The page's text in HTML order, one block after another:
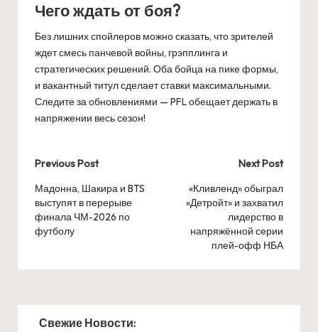
Чего ждать от боя?
Без лишних спойлеров можно сказать, что зрителей
ждет смесь панчевой войны, грэпплинга и
стратегических решений. Оба бойца на пике формы,
и вакантный титул сделает ставки максимальными.
Следите за обновлениями — PFL обещает держать в
напряжении весь сезон!
Post
navigation
Previous Post
Мадонна, Шакира и BTS
выступят в перерыве
финала ЧМ-2026 по
футболу
Next Post
«Кливленд» обыграл
«Детройт» и захватил
лидерство в
напряжённой серии
плей-офф НБА
Свежие Новости: